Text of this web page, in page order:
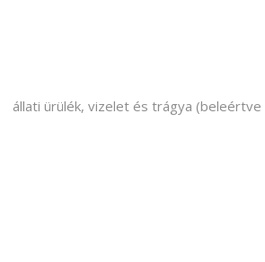
állati ürülék, vizelet és trágya